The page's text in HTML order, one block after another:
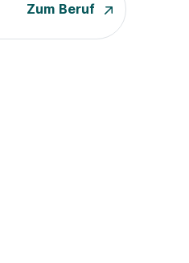
Zum Beruf